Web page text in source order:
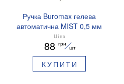
Ручка Buromax гелева
автоматична MIST 0,5 мм
сині чорнила BM.83103
Ціна
88 грн
шт
КУПИТИ